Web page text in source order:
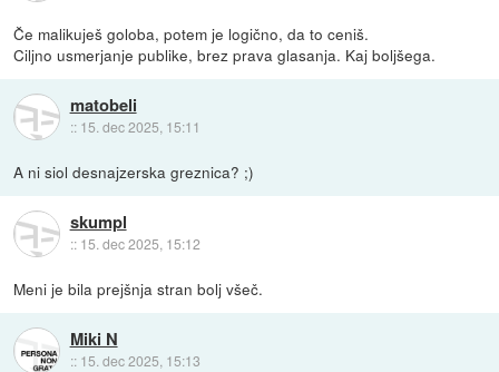
Če malikuješ goloba, potem je logično, da to ceniš.
Ciljno usmerjanje publike, brez prava glasanja. Kaj boljšega.
matobeli
:: 15. dec 2025, 15:11
A ni siol desnajzerska greznica? ;)
skumpl
:: 15. dec 2025, 15:12
Meni je bila prejšnja stran bolj všeč.
Miki N
:: 15. dec 2025, 15:13